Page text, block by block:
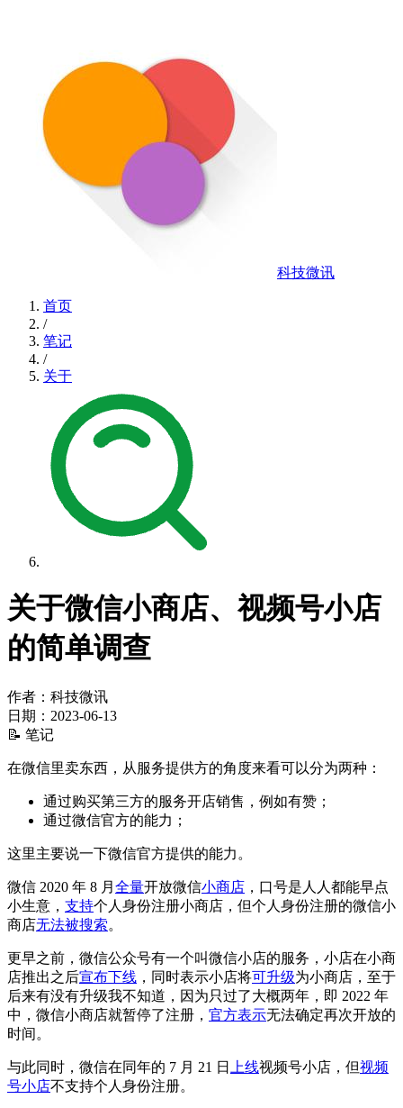
科技微讯
首页
/
笔记
/
关于
关于微信小商店、视频号小店
的简单调查
作者：科技微讯
日期： 2023-06-13
📝 笔记
在微信里卖东西，从服务提供方的角度来看可以分为两种：
通过购买第三方的服务开店销售，例如有赞；
通过微信官方的能力；
这里主要说一下微信官方提供的能力。
微信 2020 年 8 月 全量开放微信小商店 ，口号是人人都能早点
小生意， 支持个人身份注册小商店，但个人身份注册的微信小
商店无法被搜索。
更早之前，微信公众号有一个叫微信小店的服务，小店在小商
店推出之后宣布下线 ，同时表示小店将可升级为小商店，至于
后来有没有升级我不知道，因为只过了大概两年，即 2022 年
中，微信小商店就暂停了注册， 官方表示无法确定再次开放的
时间。
与此同时，微信在同年的 7 月 21 日 上线视频号小店，但视频
号小店不支持个人身份注册。